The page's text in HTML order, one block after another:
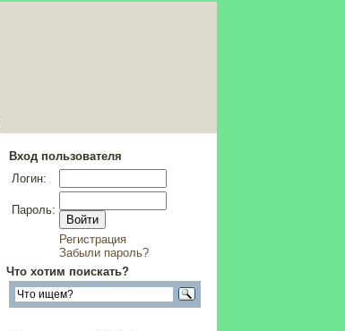
Вход пользователя
Логин:
Пароль:
Регистрация
Забыли пароль?
Что хотим поискать?